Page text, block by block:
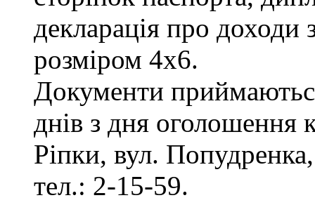
декларація про доходи
розміром 4х6.
Документи
днів з дня оголошення
Ріпки, вул.
тел.: 2-15-59.